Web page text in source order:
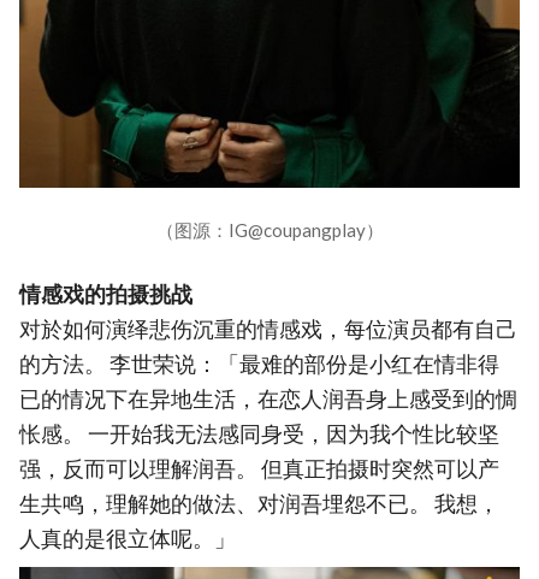
（图源：IG@coupangplay）
情感戏的拍摄挑战
对於如何演绎悲伤沉重的情感戏，每位演员都有自己
的方法。 李世荣说：「最难的部份是小红在情非得
已的情况下在异地生活，在恋人润吾身上感受到的惆
怅感。 一开始我无法感同身受，因为我个性比较坚
强，反而可以理解润吾。 但真正拍摄时突然可以产
生共鸣，理解她的做法、对润吾埋怨不已。 我想，
人真的是很立体呢。」